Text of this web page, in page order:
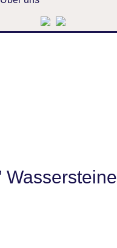
Wassersteine